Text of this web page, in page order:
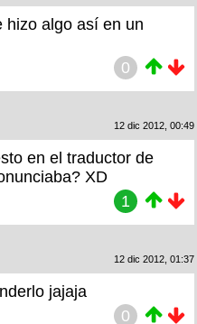
hizo algo así en un
0
12 dic 2012, 00:49
en el traductor de
XD
1
12 dic 2012, 01:37
jajaja
0